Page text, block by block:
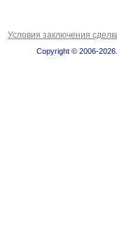
Условия заключения
Copyright © 2006-